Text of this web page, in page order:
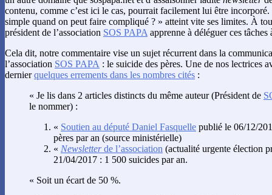
contenu, comme c’est ici le cas, pourrait facilement lui être
simple quand on peut faire compliqué ? » atteint vite ses limites. À
président de l’association SOS PAPA apprenne à déléguer ces tâches
Cela dit, notre commentaire vise un sujet récurrent dans la
l’association SOS PAPA : le suicide des pères. Une de nos lectrices
dernierquelques errements dans les nombres cités :
« Je lis dans 2 articles distincts du même auteur (Président de
le nommer) :
« Soutien au député Daniel Fasquelle publié le 06/12/
pères par an (source ministérielle)
« Newsletterde l’association (actualité urgente élection
21/04/2017 : 1 500 suicides par an.
« Soit un écart de 50 %.